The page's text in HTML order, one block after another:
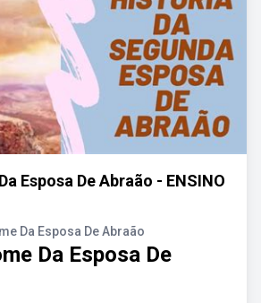
Esposa De Abraão - ENSINO
Da Esposa De Abraão
Da Esposa De